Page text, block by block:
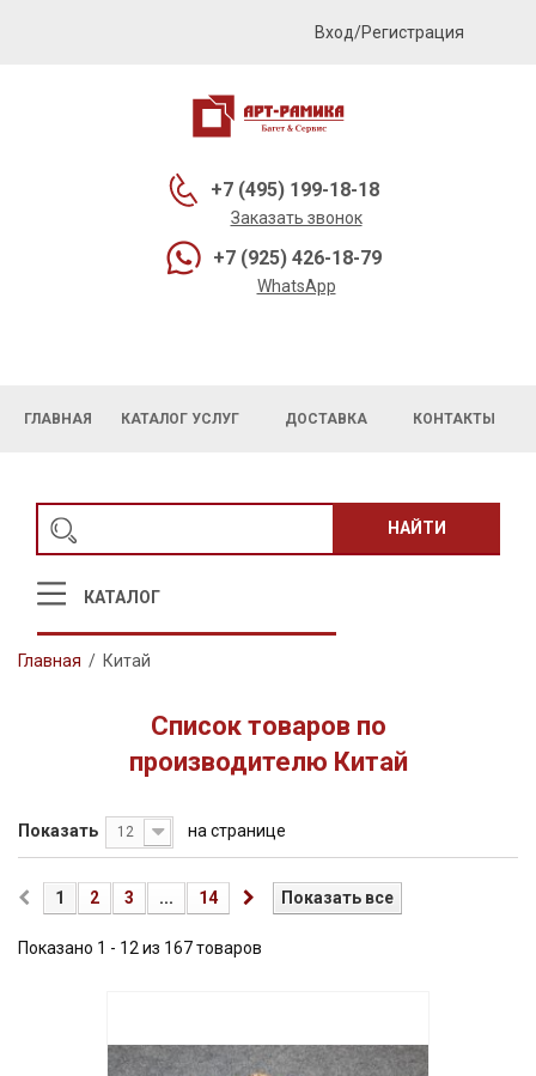
Вход/Регистрация
+7 (495) 199-18-18
Заказать звонок
+7 (925) 426-18-79
WhatsApp
ГЛАВНАЯ КАТАЛОГ УСЛУГ ДОСТАВКА КОНТАКТЫ
НАЙТИ
КАТАЛОГ
Главная / Китай
Список товаров по
производителю Китай
Показать 12 на странице
Показать все
1 2 3 ... 14
Показано 1 - 12 из 167 товаров